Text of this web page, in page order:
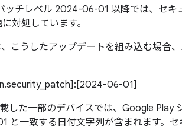
ッチレベル 2024-06-01 以降では、セ
対処しています。
こうしたアップデートを組み込む場合
06-01]
した一部のデバイスでは、Google Play
と一致する日付文字列が含まれます。